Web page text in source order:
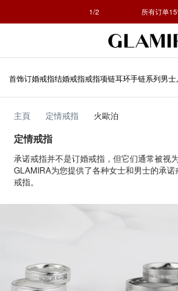
1/2 所有订单
✓ 60天退货 ✓
Content
首饰订婚戒指结婚戒指戒指项链耳环手链系列男士
主頁 定情戒指 火歐泊
定情戒指
承诺戒指并不是订婚戒指，但它们通常被视
GLAMIRA为您提供了各种女士和男士的承
戒指。